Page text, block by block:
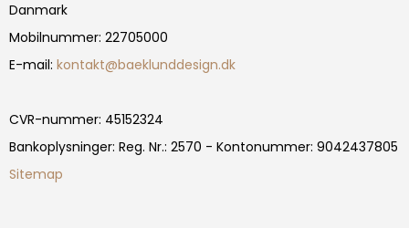
Danmark
Mobilnummer: 22705000
E-mail: kontakt@baeklunddesign.dk
CVR-nummer: 45152324
Bankoplysninger: Reg. Nr.: 2570 - Kontonummer: 9042437805
Sitemap